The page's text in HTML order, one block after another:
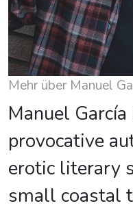
Mehr über Manuel
Manuel
provocative
erotic literary
small coastal